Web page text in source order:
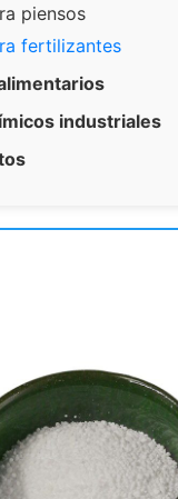
piensos
fertilizantes
industriales